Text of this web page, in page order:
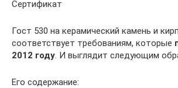
Сертификат
Гост 530 на керамический камень и
соответствует требованиям, которые
2012 году. И выглядит следующим
Его содержание: